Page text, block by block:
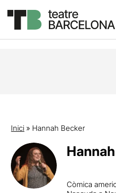
Inici » Hannah Becker
Còmica